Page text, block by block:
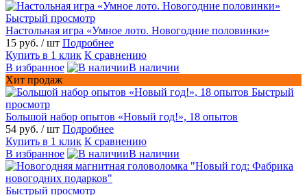
Быстрый просмотр
Настольная игра «Умное лото. Новогодние половинки»
15 руб. / шт Подробнее
Купить в 1 клик К сравнению
В избранное
В наличии
Хит продаж
Быстрый
просмотр
Большой набор опытов «Новый год!», 18 опытов
54 руб. / шт Подробнее
Купить в 1 клик К сравнению
В избранное
В наличии
Быстрый просмотр